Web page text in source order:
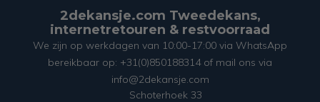
2dekansje.com Tweedekans,
internetretouren & restvoorraad
We zijn op werkdagen van 10:00-17:00 via WhatsApp
bereikbaar op: +31(0)850188314 of mail ons via
info@2dekansje.com
Schoterhoek 33